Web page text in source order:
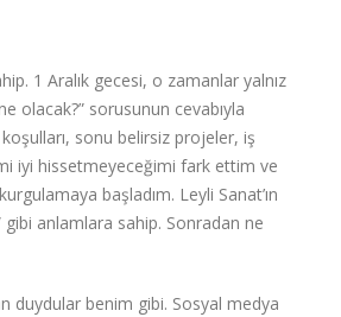
1 Aralık gecesi, o zamanlar yalnız
olacak?” sorusunun cevabıyla
sonu belirsiz projeler, iş
iyi hissetmeyeceğimi fark ettim ve
başladım. Leyli Sanat’ın
gibi anlamlara sahip. Sonradan ne
duydular benim gibi. Sosyal medya